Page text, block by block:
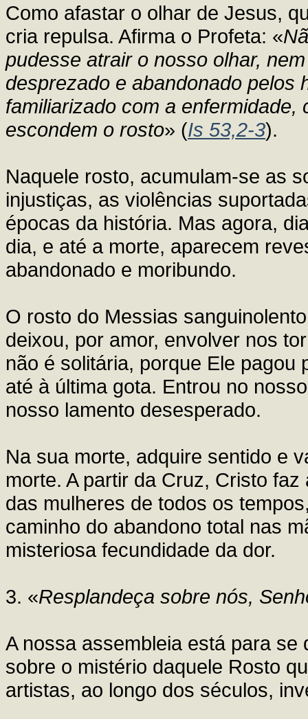
Como afastar o olhar de Jesus,
cria repulsa. Afirma o Profeta: «
pudesse atrair o nosso olhar,
desprezado e abandonado pelos
familiarizado com a
escondem o rosto» (Is 53,2-3).
Naquele rosto, acumulam-se as
injustiças, as violências
épocas da história. Mas agora,
dia, e até a morte, aparecem
abandonado e moribundo.
O rosto do Messias
deixou, por amor, envolver nos
não é solitária, porque Ele
até à última gota. Entrou no
nosso lamento desesperado.
Na sua morte, adquire sentido e
morte. A partir da Cruz, Cristo
das mulheres de todos os
caminho do abandono total nas
misteriosa fecundidade da dor.
3. «Resplandeça sobre nós,
A nossa assembleia está para
sobre o mistério daquele Rosto
artistas, ao longo dos séculos,